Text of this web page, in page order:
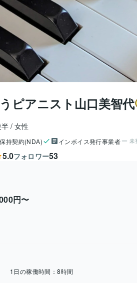
ピアニスト山口美智代
女性
持契約(NDA) インボイス発行事業者 未
5.0フォロワー53
円〜
1日の稼働時間：8時間